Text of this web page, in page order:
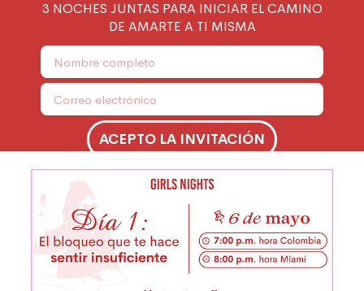
3 NOCHES JUNTAS PARA INICIAR EL CAMINO
DE AMARTE A TI MISMA
Nombre
Correo
electrónico
ACEPTO LA INVITACIÓN